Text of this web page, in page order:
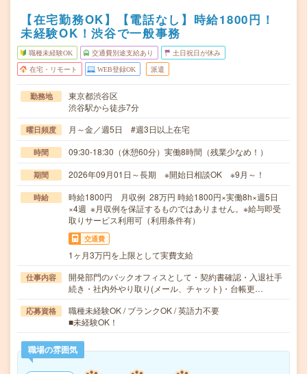
【在宅勤務OK】【電話なし】時給1800円！
未経験OK！渋谷で一般事務
職種未経験OK 交通費別途支給あり 土日祝日が休み
在宅・リモート WEB登録OK 派遣
勤務地
東京都渋谷区
渋谷駅から徒歩7分
曜日頻度 月～金／週5日 #週3日以上在宅
時間 09:30-18:30（休憩60分）実働8時間（残業少なめ！）
期間 2026年09月01日～長期 ※開始日相談OK ※9月～！
時給
時給1800円 月収例 28万円 時給1800円×実働8h×週5日
×4週 ※月収例を保証するものではありません。※給与即受
取りサービス利用可（利用条件有）
交通費
1ヶ月3万円を上限として実費支給
仕事内容
開発部門のバックオフィスとして・契約書確認・入退社手
続き・社内外やり取り(メール、チャット)・台帳更…
応募資格
職種未経験OK / ブランクOK / 英語力不要
■未経験OK！
職場の雰囲気